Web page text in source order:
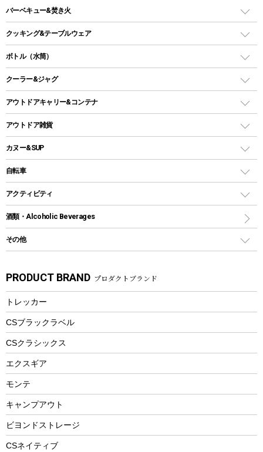
タープ
スクエアタープ（レクタタープ）
メッシュタープ
自立式タープ
パラソル
テントアクセサリー
ペグ
グランドシート
ガイドロープ
ツール
ガスランタン
オイルランタン
LEDライト
ヘッドライト
キャンドル
ガスバーナー
ガス缶
ガストーチ、ライター
バーベキュー&焚き火
バーベキューコンロ、グリル
焚き火台タイプ（ロースタイル）グリル
卓上タイプグリル
パーティータイプグリル
鉄板、アミ
焚き火台&ストーブ
火起こし
バーベキューツール
クッキング&テーブルウェア
ダッチオーブン
ホットサンドメーカー
クッカーセット
シェラカップ
クッキングツール
ナイフ
カトラリー
マグカップ、カップ
ステンレスボトル
フードボトル
トレー
ランチョンマット
ランチボックス
ボトル（水筒）
ステンレスボトル
コップ付きタイプ
ワンタッチタイプ
プラスチックボトル
ディズニーボトル
クーラー&ジャグ
クーラーボックス
クーラーバッグ
ウォータージャグ
保冷剤
アウトドアキャリー&コンテナ
アウトドアキャリー
アウトドア雑貨
バックパック&バッグ
リュック、バックパック
トートバッグ、サコッシュ
ショッピングキャリー
その他アウトドア雑貨
スプレー関係
ツール、他
カヌー&SUP
インフレータブル
カヤック
パドル
ヘルメット
エアーポンプ
アクセサリー
自転車
折りたたみ自転車
スポーツサイクル
シティサイクル
自転車ウェア
アクティビティ
マリン
ラッシュガード
パラソル
フローティングベスト
ヘルメット
エアーポンプ
ビーチテント
ウィンター
スノーシュー
防寒ウェア
酒類・Alcoholic Beverages
その他
湯たんぽ
防災用品
PRODUCT BRAND プロダクトブランド
トレッカー
CSブラックラベル
CSクラシックス
エクスギア
モンテ
キャンプアウト
ビヨンドストレージ
CSネイティブ